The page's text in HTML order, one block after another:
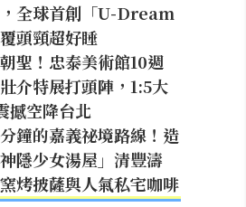
全球首創「U-Dream
頭頸超好睡
聖！忠泰美術館10週
介特展打頭陣，1:5大
撼空降台北
鐘的嘉義祕境路線！造
隱少女湯屋」清豐濤
烤披薩與人氣私宅咖啡